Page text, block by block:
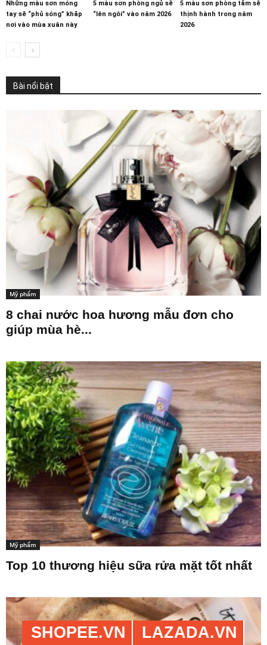
Những màu sơn móng
tay sẽ “phủ sóng” khắp
nơi vào mùa xuân này
5 màu sơn phòng ngủ sẽ
“lên ngôi” vào năm 2026
5 màu sơn phòng tắm sẽ
thịnh hành trong năm
2026
Bài nổi bật
Mỹ phẩm
8 chai nước hoa hương mẫu đơn cho
giúp mùa hè...
Mỹ phẩm
Top 10 thương hiệu sữa rửa mặt tốt nhất
SHOPEE.VN LAZADA.VN